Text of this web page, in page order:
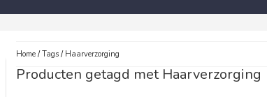
Home/Tags/ Haarverzorging
Producten getagd met Haarverzorging